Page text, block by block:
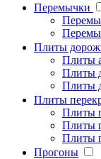
Перемычки
Плиты
Плиты
Плиты
Плиты
Плиты
Плиты
Плиты
Плиты
Прогоны